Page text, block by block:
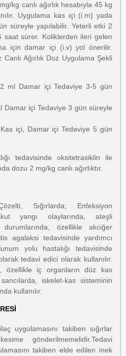
kg canlı ağırlık hesabıyla 45 kg
Uygulama kas içi (i.m) yada
süreyle yapılabilir. Yeterli etki 2
sürer. Koliklerden ileri gelen
için damar içi (i.v) yol önerilir.
Ağırlık Doz Uygulama Şekli
ml Damar içi Tedaviye 3-5 gün
Damar içi Tedaviye 3 gün süreyle
içi, Damar içi Tedaviye 5 gün
tedavisinde oksitetrasiklin ile
dozu 2 mg/kg canlı ağırlıktır.
Sığırlarda; Enfeksiyon
yangı olaylarında, ateşli
özellikle akciğer
agalaksi tedavisinde yardımcı
yolu hastalığı tedavisinde
tedavi edici olarak kullanılır.
özellikle iç organların düz kas
iskelet-kas sisteminin
kullanılır.
uygulamasını takiben sığırlar
gönderilmemelidir.Tedavi
takiben elde edilen inek